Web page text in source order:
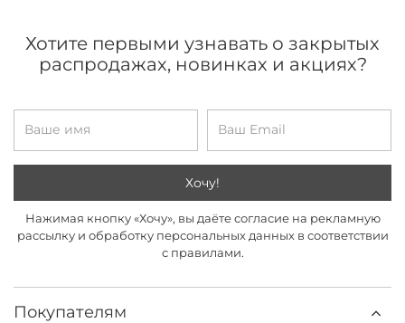
Покупателям
Хотите первыми узнавать о закрытых
распродажах, новинках и акциях?
Хочу!
Нажимая кнопку «Хочу», вы даёте согласие на рекламную
рассылку и обработку персональных данных в соответствии
с правилами.